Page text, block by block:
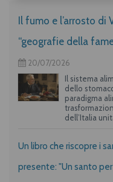
Il fumo e l’arrosto di
“geografie della
20/07/2026
Il sistema
dello
paradigma
dell’Italia
Un libro che riscopre i
presente: "Un santo